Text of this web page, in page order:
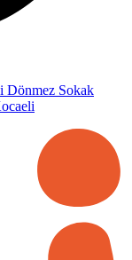
Dönmez Sokak